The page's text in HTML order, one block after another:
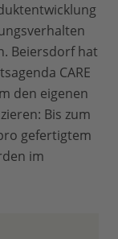
Beiersdorf hat
CARE
den eigenen
Bis zum
gefertigtem
im